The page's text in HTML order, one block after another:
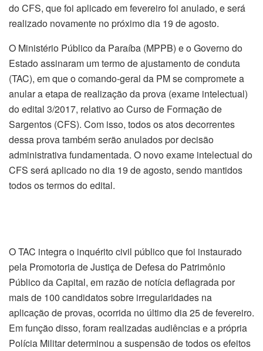
do CFS, que foi aplicado em fevereiro foi anulado, e será
realizado novamente no próximo dia 19 de agosto.
O Ministério Público da Paraíba (MPPB) e o Governo do
Estado assinaram um termo de ajustamento de conduta
(TAC), em que o comando-geral da PM se compromete a
anular a etapa de realização da prova (exame intelectual)
do edital 3/2017, relativo ao Curso de Formação de
Sargentos (CFS). Com isso, todos os atos decorrentes
dessa prova também serão anulados por decisão
administrativa fundamentada. O novo exame intelectual do
CFS será aplicado no dia 19 de agosto, sendo mantidos
todos os termos do edital.
O TAC integra o inquérito civil público que foi instaurado
pela Promotoria de Justiça de Defesa do Patrimônio
Público da Capital, em razão de notícia deflagrada por
mais de 100 candidatos sobre irregularidades na
aplicação de provas, ocorrida no último dia 25 de fevereiro.
Em função disso, foram realizadas audiências e a própria
Polícia Militar determinou a suspensão de todos os efeitos